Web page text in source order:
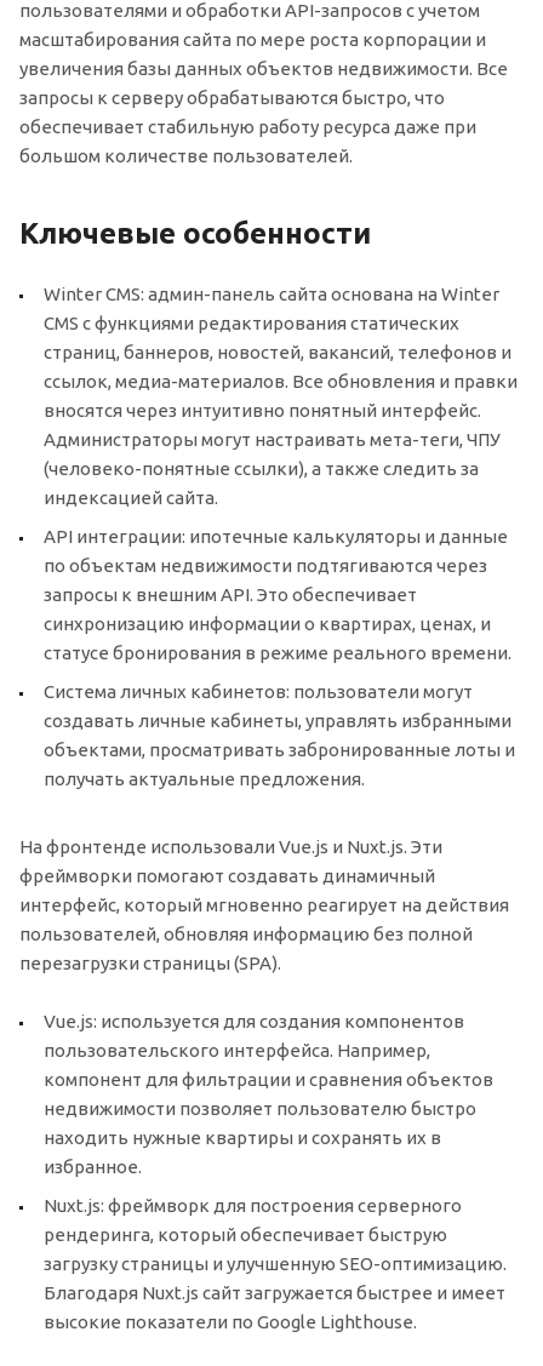
пользователями и обработки API-запросов с учетом
масштабирования сайта по мере роста корпорации и
увеличения базы данных объектов недвижимости. Все
запросы к серверу обрабатываются быстро, что
обеспечивает стабильную работу ресурса даже при
большом количестве пользователей.
Ключевые особенности
Winter CMS: админ-панель сайта основана на Winter
CMS с функциями редактирования статических
страниц, баннеров, новостей, вакансий, телефонов и
ссылок, медиа-материалов. Все обновления и правки
вносятся через интуитивно понятный интерфейс.
Администраторы могут настраивать мета-теги, ЧПУ
(человеко-понятные ссылки), а также следить за
индексацией сайта.
API интеграции: ипотечные калькуляторы и данные
по объектам недвижимости подтягиваются через
запросы к внешним API. Это обеспечивает
синхронизацию информации о квартирах, ценах, и
статусе бронирования в режиме реального времени.
Система личных кабинетов: пользователи могут
создавать личные кабинеты, управлять избранными
объектами, просматривать забронированные лоты и
получать актуальные предложения.
На фронтенде использовали Vue.js и Nuxt.js. Эти
фреймворки помогают создавать динамичный
интерфейс, который мгновенно реагирует на действия
пользователей, обновляя информацию без полной
перезагрузки страницы (SPA).
Vue.js: используется для создания компонентов
пользовательского интерфейса. Например,
компонент для фильтрации и сравнения объектов
недвижимости позволяет пользователю быстро
находить нужные квартиры и сохранять их в
избранное.
Nuxt.js: фреймворк для построения серверного
рендеринга, который обеспечивает быструю
загрузку страницы и улучшенную SEO-оптимизацию.
Благодаря Nuxt.js сайт загружается быстрее и имеет
высокие показатели по Google Lighthouse.